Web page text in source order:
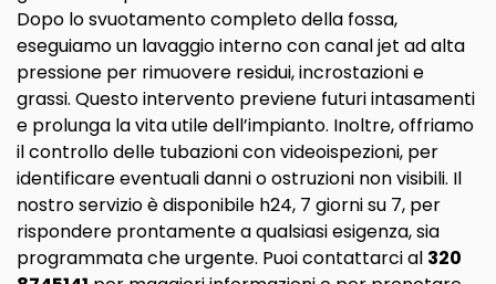
Dopo lo svuotamento completo della fossa,
eseguiamo un lavaggio interno con canal jet ad alta
pressione per rimuovere residui, incrostazioni e
grassi. Questo intervento previene futuri intasamenti
e prolunga la vita utile dell’impianto. Inoltre, offriamo
il controllo delle tubazioni con videoispezioni, per
identificare eventuali danni o ostruzioni non visibili. Il
nostro servizio è disponibile h24, 7 giorni su 7, per
rispondere prontamente a qualsiasi esigenza, sia
programmata che urgente. Puoi contattarci al 320